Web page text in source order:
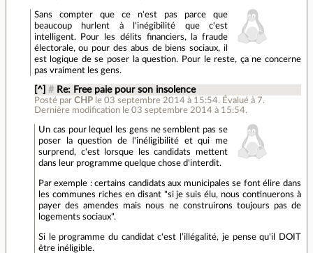
Sans compter que ce n'est pas parce que
beaucoup hurlent à l'inégibilité que c'est
intelligent. Pour les délits financiers, la fraude
électorale, ou pour des abus de biens sociaux, il
est logique de se poser la question. Pour le reste, ça ne concerne
pas vraiment les gens.
[^] # Re: Free paie pour son insolence
Posté par CHP le 03 septembre 2014 à 15:54. Évalué à 7.
Dernière modification le 03 septembre 2014 à 15:54.
Un cas pour lequel les gens ne semblent pas se
poser la question de l'inéligibilité et qui me
surprend, c'est lorsque les candidats mettent
dans leur programme quelque chose d'interdit.
Par exemple : certains candidats aux municipales se font élire dans
les communes riches en disant "si je suis élu, nous continuerons à
payer des amendes mais nous ne construirons toujours pas de
logements sociaux".
Si le programme du candidat c'est l’illégalité, je pense qu'il DOIT
être inéligible.